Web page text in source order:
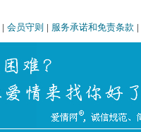
| 会员守则 | 服务承诺和免责条款 |